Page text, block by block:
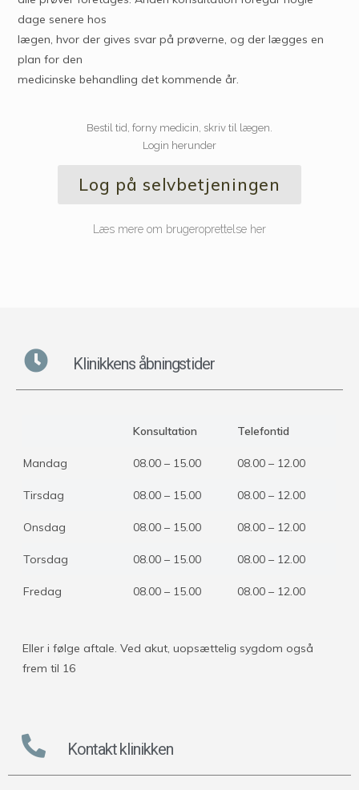
dage senere hos
lægen, hvor der gives svar på prøverne, og der lægges en
plan for den
medicinske behandling det kommende år.
Bestil tid, forny medicin, skriv til lægen.
Login herunder
Log på selvbetjeningen
Læs mere om brugeroprettelse her
Klinikkens åbningstider
Konsultation Telefontid
Mandag 08.00 – 15.00 08.00 – 12.00
Tirsdag 08.00 – 15.00 08.00 – 12.00
Onsdag 08.00 – 15.00 08.00 – 12.00
Torsdag 08.00 – 15.00 08.00 – 12.00
Fredag 08.00 – 15.00 08.00 – 12.00
Eller i følge aftale. Ved akut, uopsættelig sygdom også
frem til 16
Kontakt klinikken